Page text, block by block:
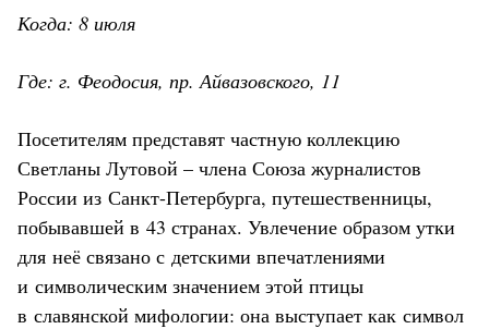
Когда: 8 июля
Где: г. Феодосия, пр. Айвазовского, 11
Посетителям представят частную коллекцию
Светланы Лутовой – члена Союза журналистов
России из Санкт-Петербурга, путешественницы,
побывавшей в 43 странах. Увлечение образом утки
для неё связано с детскими впечатлениями
и символическим значением этой птицы
в славянской мифологии: она выступает как символ